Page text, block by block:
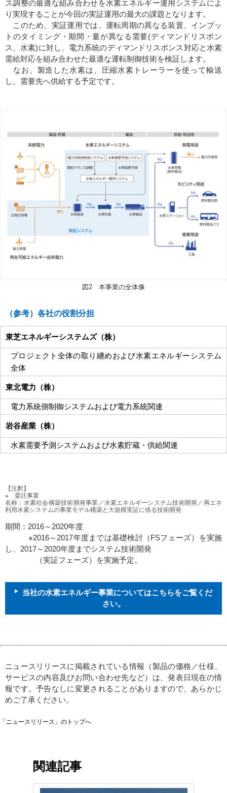
ス調整の最適な組み合わせを水素エネルギー運用システムによ
り実現することが今回の実証運用の最大の課題となります。
このため、実証運用では、運転周期の異なる装置、インプッ
トのタイミング・期間・量が異なる需要(ディマンドリスポン
ス、水素)に対し、電力系統のディマンドリスポンス対応と水素
需給対応を組み合わせた最適な運転制御技術を検証します。
なお、製造した水素は、圧縮水素トレーラーを使って輸送
し、需要先へ供給する予定です。
図2 本事業の全体像
（参考）各社の役割分担
東芝エネルギーシステムズ（株）
プロジェクト全体の取り纏めおよび水素エネルギーシステム
全体
東北電力（株）
電力系統側制御システムおよび電力系統関連
岩谷産業（株）
水素需要予測システムおよび水素貯蔵・供給関連
【注釈】
※ 委託事業
名称：水素社会構築技術開発事業／水素エネルギーシステム技術開発／再エネ
利用水素システムの事業モデル構築と大規模実証に係る技術開発
期間：2016～2020年度
※2016～2017年度までは基礎検討（FSフェーズ）を実施
し、2017～2020年度までシステム技術開発
（実証フェーズ）を実施予定。
当社の水素エネルギー事業についてはこちらをご覧くだ
さい。
ニュースリリースに掲載されている情報（製品の価格／仕様、
サービスの内容及びお問い合わせ先など）は、発表日現在の情
報です。予告なしに変更されることがありますので、あらかじ
めご了承ください。
「ニュースリリース」のトップへ
関連記事